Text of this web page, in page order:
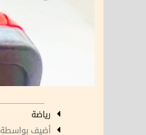
رياضة
أضيف بواسطة